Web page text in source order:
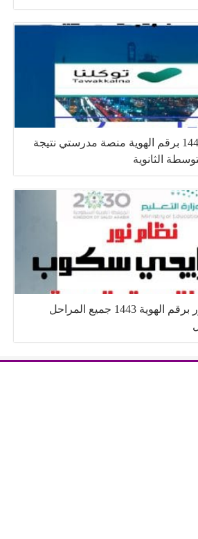
توكلنا نتائج الطلاب 1443 برقم الهوية منصة مدرستي نتيجة
الثانوية
نتائج الطلاب نظام نور برقم الهوية 1443 جميع المراحل